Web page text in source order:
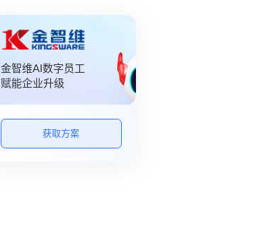
金智维AI数字员工
赋能企业升级
获取方案